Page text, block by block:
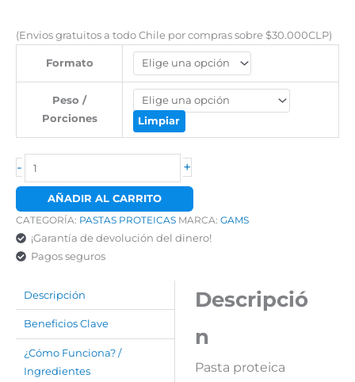
era:
$4.868.es:
$4.576.
(Envios gratuitos a todo Chile por compras sobre $30.000CLP)
Formato
Peso /
Porciones
Limpiar
- +
AÑADIR AL CARRITO
CATEGORÍA: PASTAS PROTEICAS MARCA: GAMS
¡Garantía de devolución del dinero!
Pagos seguros
Descripción
Beneficios Clave
¿Cómo Funciona? /
Ingredientes
Descripció
n
Pasta proteica